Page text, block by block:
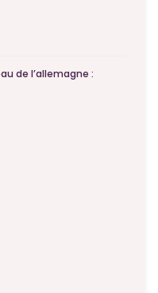
de l’allemagne :